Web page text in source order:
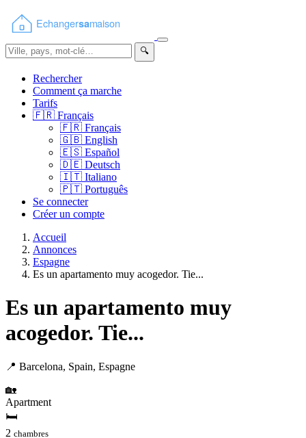
🔍
Rechercher
Comment ça marche
Tarifs
🇫🇷 Français
🇫🇷 Français
🇬🇧 English
🇪🇸 Español
🇩🇪 Deutsch
🇮🇹 Italiano
🇵🇹 Português
Se connecter
Créer un compte
Accueil
Annonces
Espagne
Es un apartamento muy acogedor. Tie...
Es un apartamento muy
acogedor. Tie...
📍 Barcelona, Spain, Espagne
🏡
Apartment
🛏
2 chambres